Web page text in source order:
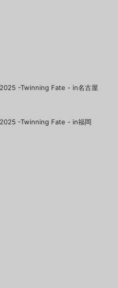
2025 -Twinning Fate - in名古屋
2025 -Twinning Fate - in福岡